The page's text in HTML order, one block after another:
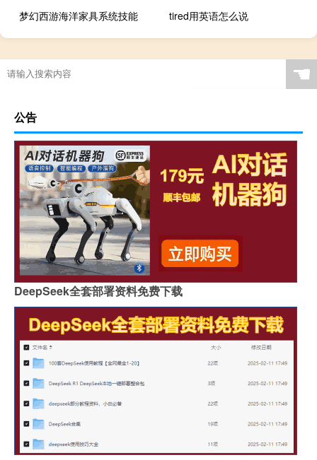
梦幻西游海洋家具系统技能
tired用英语怎么说
☚
公告
DeepSeek全套部署资料免费下载